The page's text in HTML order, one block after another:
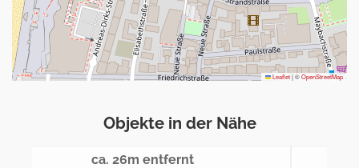
Leaflet|©OpenStreetMap
Objekte in der Nähe
ca. 33m entfernt